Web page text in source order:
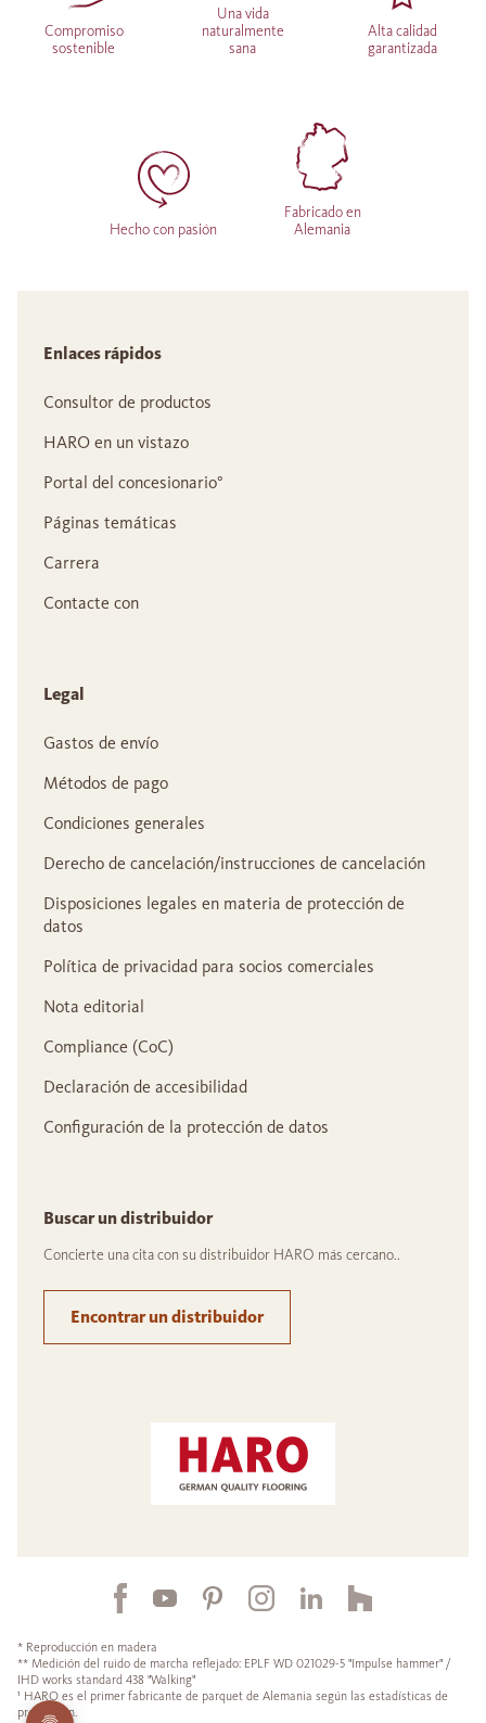
Compromiso
sostenible
Una vida
naturalmente
sana
Alta calidad
garantizada
Hecho con pasión
Fabricado en
Alemania
Enlaces rápidos
Consultor de productos
HARO en un vistazo
Portal del concesionario°
Páginas temáticas
Carrera
Contacte con
Legal
Gastos de envío
Métodos de pago
Condiciones generales
Derecho de cancelación/instrucciones de cancelación
Disposiciones legales en materia de protección de
datos
Política de privacidad para socios comerciales
Nota editorial
Compliance (CoC)
Declaración de accesibilidad
Configuración de la protección de datos
Buscar un distribuidor
Concierte una cita con su distribuidor HARO más cercano..
Encontrar un distribuidor
* Reproducción en madera
** Medición del ruido de marcha reflejado: EPLF WD 021029-5 "Impulse hammer" /
IHD works standard 438 "Walking"
¹ HARO es el primer fabricante de parquet de Alemania según las estadísticas de
producción.